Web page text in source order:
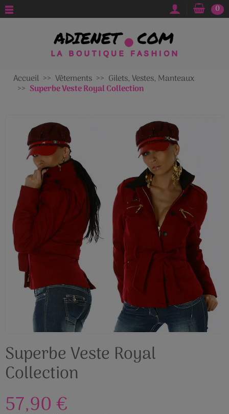
0
Accueil Vêtements Gilets, Vestes, Manteaux
Superbe Veste Royal Collection
Superbe Veste Royal
Collection
57,90 €